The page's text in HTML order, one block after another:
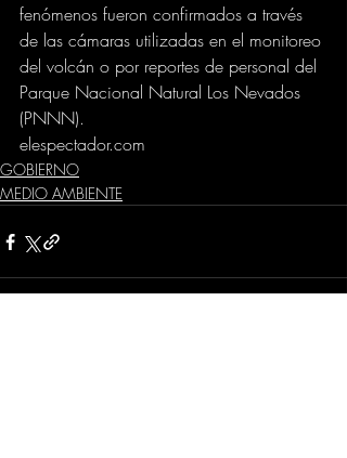
fenómenos fueron confirmados a través
de las cámaras utilizadas en el monitoreo
del volcán o por reportes de personal del
Parque Nacional Natural Los Nevados
(PNNN).
elespectador.com
GOBIERNO
MEDIO AMBIENTE